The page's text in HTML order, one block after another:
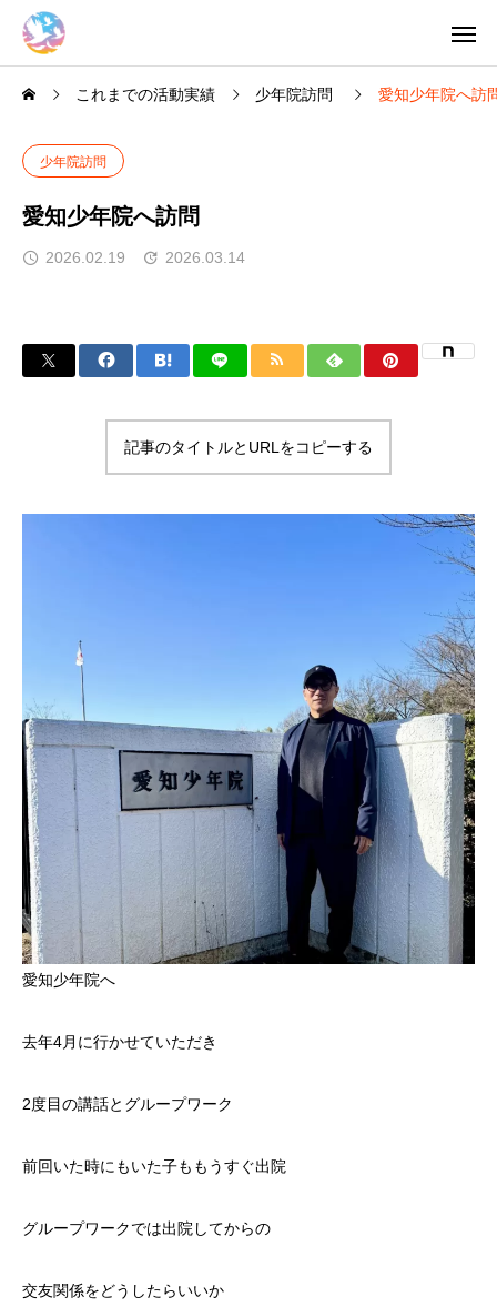
これまでの活動実績 少年院訪問 愛知少年院へ訪
少年院訪問
愛知少年院へ訪問
2026.02.19 2026.03.14
記事のタイトルとURLをコピーする
愛知少年院へ
去年4月に行かせていただき
2度目の講話とグループワーク
前回いた時にもいた子ももうすぐ出院
グループワークでは出院してからの
交友関係をどうしたらいいか